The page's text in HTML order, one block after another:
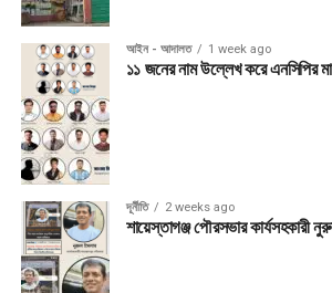
আইন - আদালত 1 week ago
১১ জনের নাম উল্লেখ করে এনসিপির
দূর্নীতি 2 weeks ago
শায়েস্তাগঞ্জ পৌরসভার কার্যসহকারী